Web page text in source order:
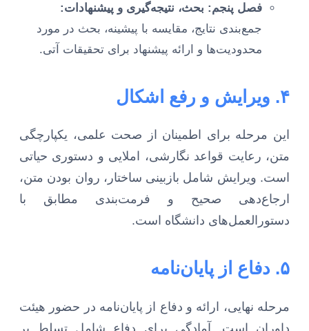
فصل پنجم: بحث، نتیجه‌گیری و پیشنهادات:
جمع‌بندی نتایج، مقایسه با پیشینه، بحث در مورد
محدودیت‌ها و ارائه پیشنهاد برای تحقیقات آتی.
۴. ویرایش و رفع اشکال
این مرحله برای اطمینان از صحت علمی، یکپارچگی
متن، رعایت قواعد نگارشی، املایی و دستوری حیاتی
است. ویرایش شامل بازبینی ساختار، روان بودن متن،
ارجاع‌دهی صحیح و فرمت‌بندی مطابق با
دستورالعمل‌های دانشگاه است.
۵. دفاع از پایان‌نامه
مرحله نهایی، ارائه و دفاع از پایان‌نامه در حضور هیئت
داوران است. آمادگی برای دفاع شامل تسلط بر